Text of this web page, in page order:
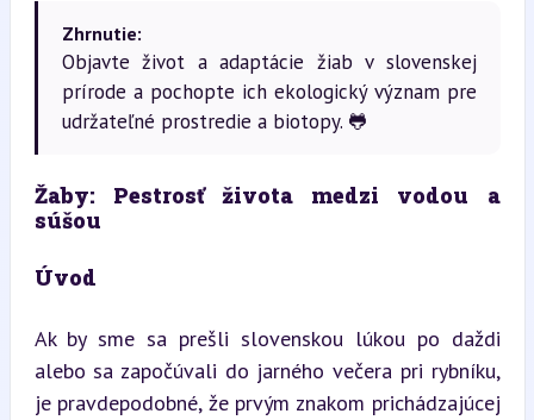
Zhrnutie:
Objavte život a adaptácie žiab v slovenskej
prírode a pochopte ich ekologický význam pre
udržateľné prostredie a biotopy. 🐸
Žaby: Pestrosť života medzi vodou a
súšou
Úvod
Ak by sme sa prešli slovenskou lúkou po daždi
alebo sa započúvali do jarného večera pri rybníku,
je pravdepodobné, že prvým znakom prichádzajúcej